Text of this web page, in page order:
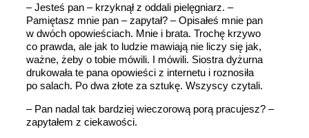
– Jesteś pan – krzyknął z oddali pielęgniarz. –
Pamiętasz mnie pan – zapytał? – Opisałeś mnie pan
w dwóch opowieściach. Mnie i brata. Trochę krzywo
co prawda, ale jak to ludzie mawiają nie liczy się jak,
ważne, żeby o tobie mówili. I mówili. Siostra dyżurna
drukowała te pana opowieści z internetu i roznosiła
po salach. Po dwa złote za sztukę. Wszyscy czytali.
– Pan nadal tak bardziej wieczorową porą pracujesz? –
zapytałem z ciekawości.